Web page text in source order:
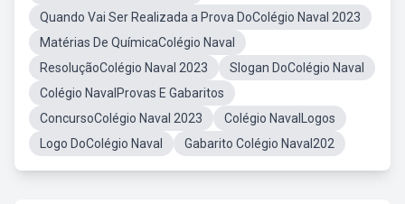
Quando Vai Ser Realizada a Prova DoColégio Naval 2023
Matérias De QuímicaColégio Naval
ResoluçãoColégio Naval 2023
Slogan DoColégio Naval
Colégio NavalProvas E Gabaritos
ConcursoColégio Naval 2023
Colégio NavalLogos
Logo DoColégio Naval
Gabarito Colégio Naval202